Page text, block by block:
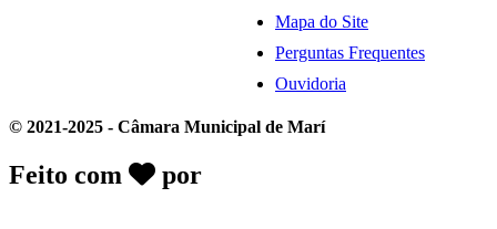
Mapa do Site
Perguntas Frequentes
Ouvidoria
© 2021-2025 - Câmara Municipal de Marí
Feito com por